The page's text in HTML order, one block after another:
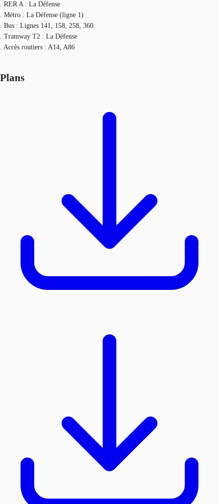
. RER A : La Défense
. Métro : La Défense (ligne 1)
. Bus : Lignes 141, 158, 258, 360
. Tramway T2 : La Défense
. Accès routiers : A14, A86
Plans